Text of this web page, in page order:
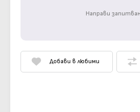
Направи
Добави в любими